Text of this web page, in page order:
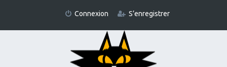
Connexion S’enregistrer